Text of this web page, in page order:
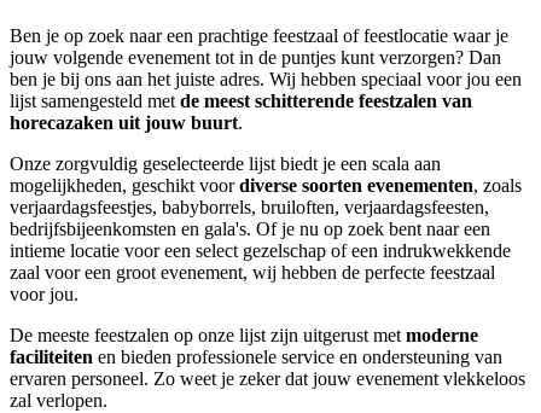
Ben je op zoek naar een prachtige feestzaal of feestlocatie waar je
jouw volgende evenement tot in de puntjes kunt verzorgen? Dan
ben je bij ons aan het juiste adres. Wij hebben speciaal voor jou een
lijst samengesteld met de meest schitterende feestzalen van
horecazaken uit jouw buurt.
Onze zorgvuldig geselecteerde lijst biedt je een scala aan
mogelijkheden, geschikt voordiverse soorten evenementen, zoals
verjaardagsfeestjes, babyborrels, bruiloften, verjaardagsfeesten,
bedrijfsbijeenkomsten en gala's. Of je nu op zoek bent naar een
intieme locatie voor een select gezelschap of een indrukwekkende
zaal voor een groot evenement, wij hebben de perfecte feestzaal
voor jou.
De meeste feestzalen op onze lijst zijn uitgerust met moderne
faciliteiten en bieden professionele service en ondersteuning van
ervaren personeel. Zo weet je zeker dat jouw evenement vlekkeloos
zal verlopen.